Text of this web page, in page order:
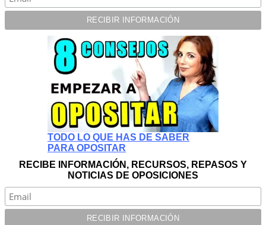
TODO LO QUE HAS DE SABER
PARA OPOSITAR
RECIBE INFORMACIÓN, RECURSOS, REPASOS Y
NOTICIAS DE OPOSICIONES